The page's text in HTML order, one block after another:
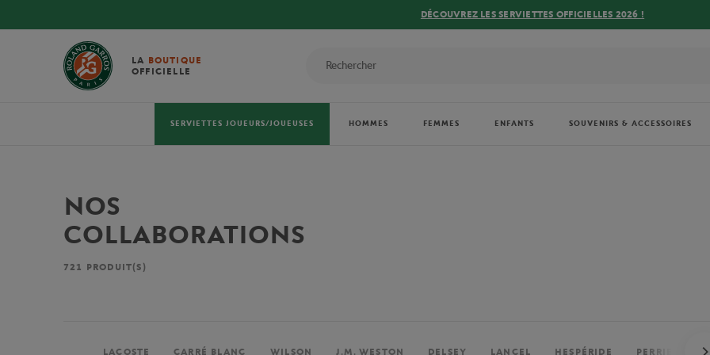
DÉCOUVREZ LES SERVIETTES OFFICIELLES 2026 !
LA BOUTIQUE
OFFICIELLE
SERVIETTES JOUEURS/JOUEUSES HOMMES FEMMES ENFANTS SOUVENIRS & ACCESSOIRES
NOS
COLLABORATIONS
721 PRODUIT(S)
LACOSTE CARRÉ BLANC WILSON J.M. WESTON DELSEY LANCEL HESPÉRIDE PERRIER